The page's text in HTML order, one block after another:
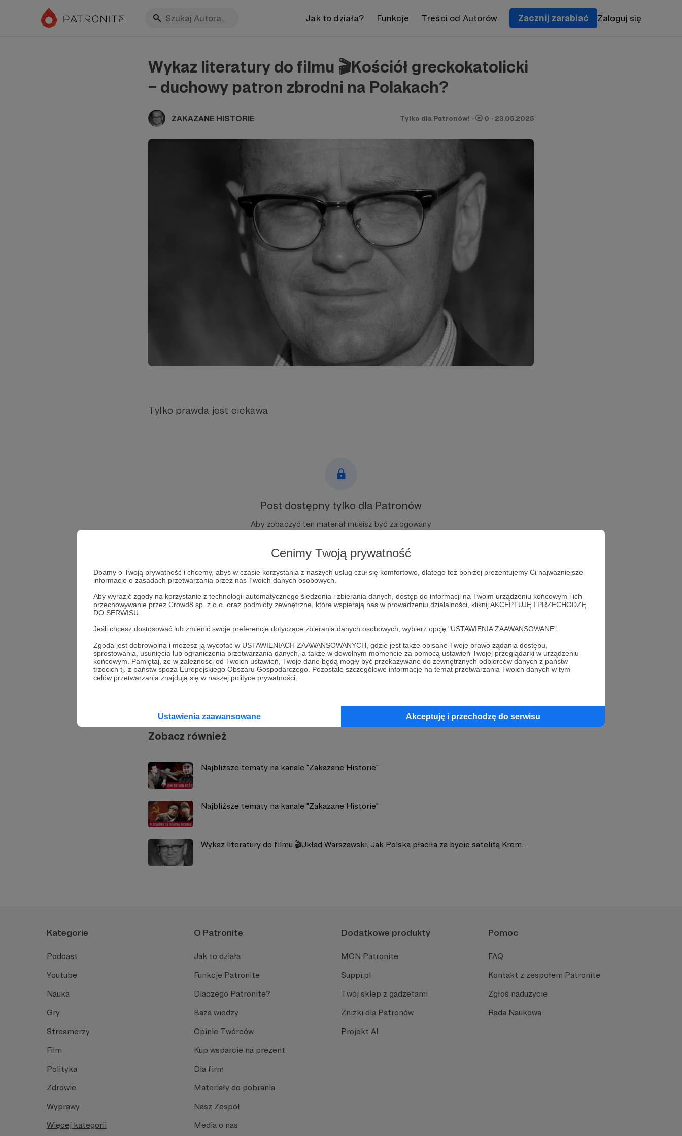
Cenimy Twoją prywatność
Dbamy o Twoją prywatność i chcemy, abyś w czasie korzystania z naszych usług czuł się komfortowo, dlatego też poniżej prezentujemy Ci najważniejsze
informacje o zasadach przetwarzania przez nas Twoich danych osobowych.
Aby wyrazić zgody na korzystanie z technologii automatycznego śledzenia i zbierania danych, dostęp do informacji na Twoim urządzeniu końcowym i ich
przechowywanie przez Crowd8 sp. z o.o. oraz podmioty zewnętrzne, które wspierają nas w prowadzeniu działalności, kliknij AKCEPTUJĘ I PRZECHODZĘ
DO SERWISU.
Jeśli chcesz dostosować lub zmienić swoje preferencje dotyczące zbierania danych osobowych, wybierz opcję "USTAWIENIA ZAAWANSOWANE".
Zgoda jest dobrowolna i możesz ją wycofać w USTAWIENIACH ZAAWANSOWANYCH, gdzie jest także opisane Twoje prawo żądania dostępu,
sprostowania, usunięcia lub ograniczenia przetwarzania danych, a także w dowolnym momencie za pomocą ustawień Twojej przeglądarki w urządzeniu
końcowym. Pamiętaj, że w zależności od Twoich ustawień, Twoje dane będą mogły być przekazywane do zewnętrznych odbiorców danych z państw
trzecich tj. z państw spoza Europejskiego Obszaru Gospodarczego. Pozostałe szczegółowe informacje na temat przetwarzania Twoich danych w tym
celów przetwarzania znajdują się w naszej polityce prywatności.
Ustawienia zaawansowane Akceptuję i przechodzę do serwisu
Jak to działa? Funkcje Treści od Autorów Zacznij zarabiać Zaloguj się
Wykaz literatury do filmu 🎬Kościół greckokatolicki
– duchowy patron zbrodni na Polakach?
ZAKAZANE HISTORIE Tylko dla Patronów! · 0 · 23.05.2025
Tylko prawda jest ciekawa
Post dostępny tylko dla Patronów
Aby zobaczyć ten materiał musisz być zalogowany
Zostań Patronem
Zaloguj się
#zakazanehistorie
ZAKAZANE HISTORIE
Zobacz również
Najbliższe tematy na kanale "Zakazane Historie"
Najbliższe tematy na kanale "Zakazane Historie"
Wykaz literatury do filmu 🎬Układ Warszawski. Jak Polska płaciła za bycie satelitą Krem...
Kategorie
Podcast
Youtube
Nauka
Gry
Streamerzy
Film
Polityka
Zdrowie
Wyprawy
Więcej kategorii
O Patronite
Jak to działa
Funkcje Patronite
Dlaczego Patronite?
Baza wiedzy
Opinie Twórców
Kup wsparcie na prezent
Dla firm
Materiały do pobrania
Nasz Zespół
Media o nas
Dodatkowe produkty
MCN Patronite
Suppi.pl
Twój sklep z gadżetami
Zniżki dla Patronów
Projekt AI
Pomoc
FAQ
Kontakt z zespołem Patronite
Zgłoś nadużycie
Rada Naukowa